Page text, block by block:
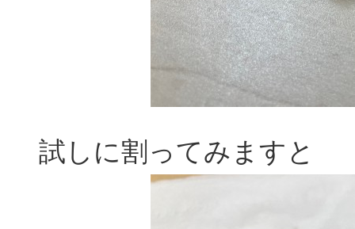
試しに割ってみますと